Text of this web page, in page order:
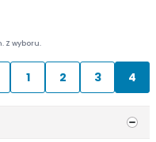
Z wyboru.
1 2 3 4